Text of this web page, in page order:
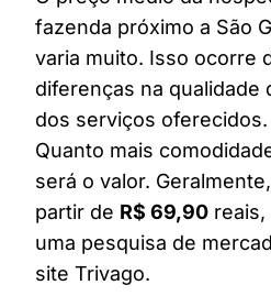
fazenda próximo a São
varia muito. Isso ocorre
diferenças na qualidade
dos serviços oferecidos.
Quanto mais
será o valor.
partir de R$ 69,90
uma pesquisa de
site Trivago.